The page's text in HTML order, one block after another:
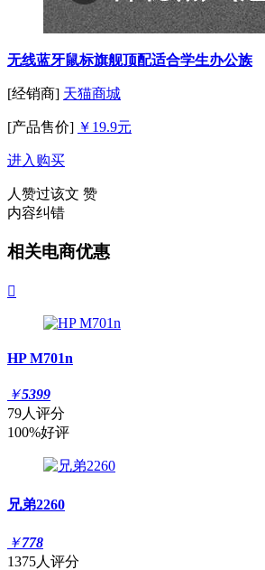
无线蓝牙鼠标旗舰顶配适合学生办公族
[经销商] 天猫商城
[产品售价] ￥19.9元
进入购买
人赞过该文 赞
内容纠错
相关电商优惠

HP M701n
￥5399
79人评分
100%好评
兄弟2260
￥778
1375人评分